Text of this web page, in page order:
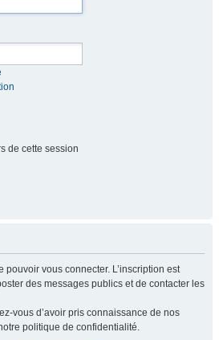
de cette session
pouvoir vous connecter. L’inscription est
des messages publics et de contacter les
vous d’avoir pris connaissance de nos
politique de confidentialité.